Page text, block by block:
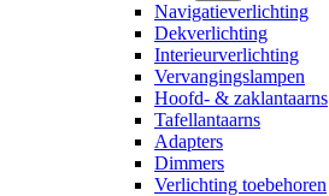
Navigatieverlichting
Dekverlichting
Interieurverlichting
Vervangingslampen
Hoofd- & zaklantaarns
Tafellantaarns
Adapters
Dimmers
Verlichting toebehoren